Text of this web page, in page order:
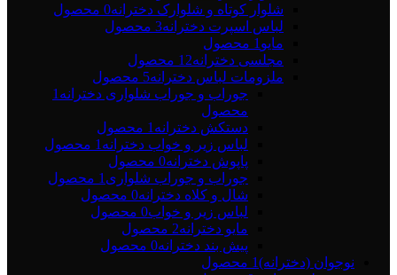
شلوار کوتاه و شلوارک دخترانه0 محصول
لباس اسپرت دخترانه3 محصول
مایو 1 محصول
مجلسی دخترانه12 محصول
ملزومات لباس دخترانه5 محصول
جوراب و جوراب شلواری دخترانه 1
محصول
دستکش دخترانه 1 محصول
لباس زیر و خواب دخترانه 1 محصول
پاپوش دخترانه0 محصول
جوراب و جوراب شلواری 1 محصول
شال و کلاه دخترانه0 محصول
لباس زیر و خواب0 محصول
مایو دخترانه2 محصول
پیش بند دخترانه0 محصول
نوجوان (دخترانه)1 محصول